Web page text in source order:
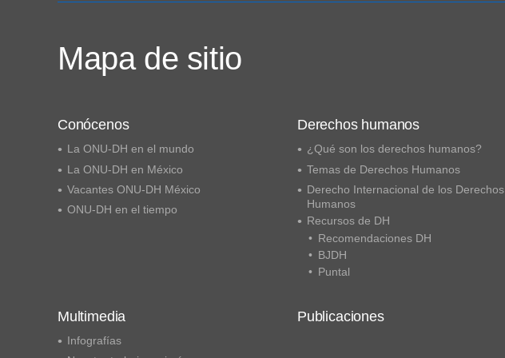
Mapa de sitio
Conócenos
La ONU-DH en el mundo
La ONU-DH en México
Vacantes ONU-DH México
ONU-DH en el tiempo
Derechos humanos
¿Qué son los derechos humanos?
Temas de Derechos Humanos
Derecho Internacional de los Derechos
Humanos
Recursos de DH
Recomendaciones DH
BJDH
Puntal
Multimedia
Infografías
Publicaciones